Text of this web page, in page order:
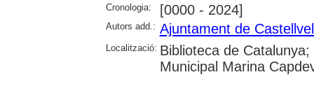
Cronologia: [0000 - 2024]
Autors add.: Ajuntament de
Localització: Biblioteca de
Municipal Marina